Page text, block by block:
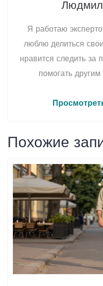
Я работаю
люблю делиться
нравится следить за
помогать
Похожие